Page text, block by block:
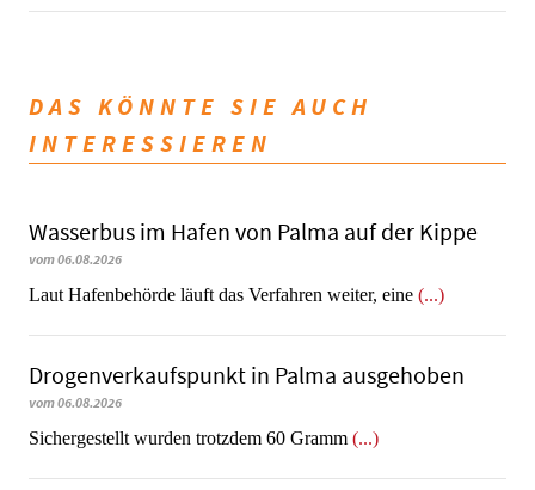
DAS KÖNNTE SIE AUCH
INTERESSIEREN
Wasserbus im Hafen von Palma auf der Kippe
vom 06.08.2026
Laut Hafenbehörde läuft das Verfahren weiter, eine (...)
Dro­gen­ver­kaufs­punkt in Palma ausgehoben
vom 06.08.2026
​​​​​​​Sichergestellt wurden trotzdem 60 Gramm (...)